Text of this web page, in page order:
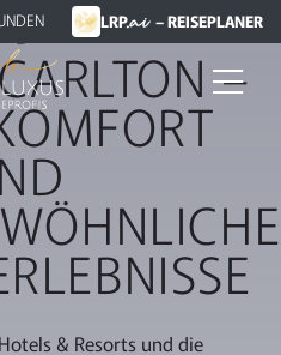
LRP.ai – REISEPLANER
–
U
& Resorts und die